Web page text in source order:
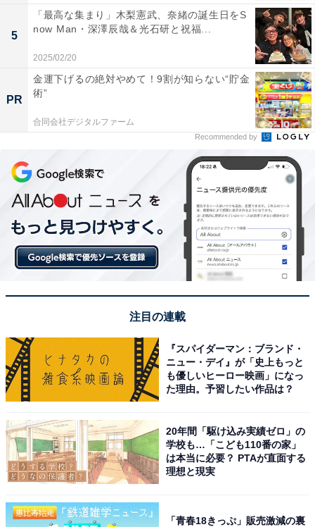
5
「最高な集まり」木梨憲武、奈緒の誕生日をS
now Man・深澤辰哉＆光石研と祝福...
2025/02/20
PR
金運下げるの絶対やめて！9割が知らない“貯金
術”
合同会社デジタルファーム
Recommended by
注目の連載
『スパイダーマン：ブランド・
ニュー・デイ』が「史上もっと
も優しいヒーロー映画」になっ
た理由。予習したい作品は？
20年間「駆け込み実績ゼロ」の
学校も…「こども110番の家」
は本当に必要？ PTAが直面する
理想と現実
「青春18きっぷ」販売激減の裏